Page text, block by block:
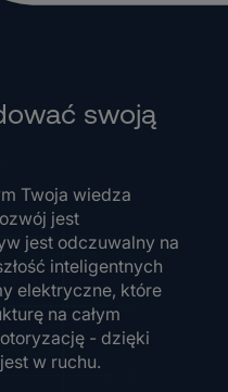
swoją
Twoja wiedza
jest
jest odczuwalny na
inteligentnych
elektryczne, które
na całym
- dzięki
w ruchu.